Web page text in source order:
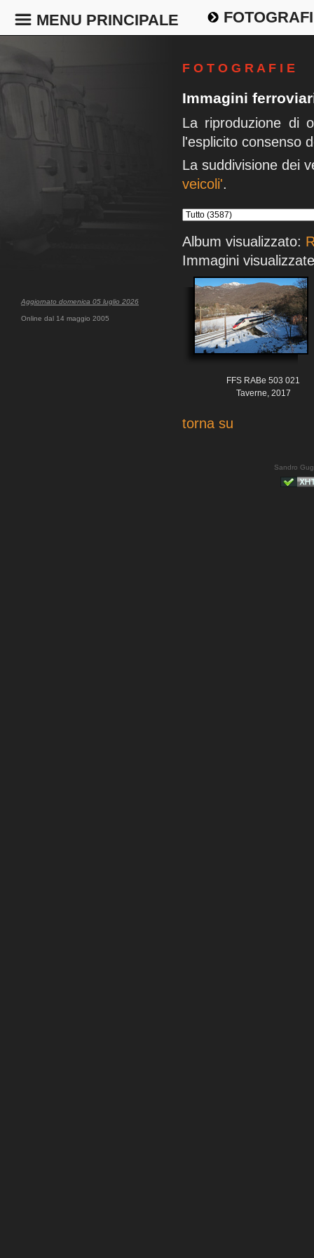
MENU PRINCIPALE
Aggiornato domenica 05 luglio 2026
Online dal 14 maggio 2005
F O T O G R A F I E
Immagini
La riproduzione di
l'esplicito consenso
La suddivisione dei
veicoli'.
Album visualizzato:
Immagini
FFS RABe 503 021
Taverne, 2017
torna su
Sandro